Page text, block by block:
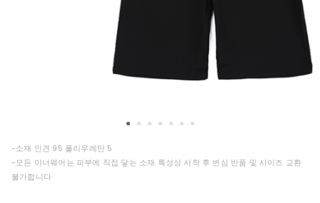
-소재 인견 95 폴리우레탄 5
-모든 이너웨어는 피부에 직접 닿는 소재 특성상 시착 후 변심 반품 및 사이즈 교환
불가합니다